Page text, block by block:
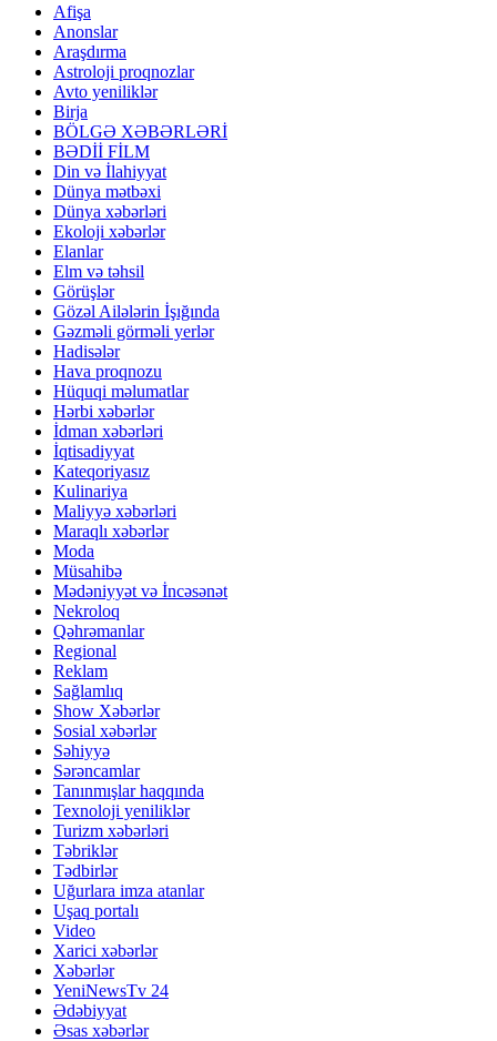
Afişa
Anonslar
Araşdırma
Astroloji proqnozlar
Avto yeniliklər
Birja
BÖLGƏ XƏBƏRLƏRİ
BƏDİİ FİLM
Din və İlahiyyat
Dünya mətbəxi
Dünya xəbərləri
Ekoloji xəbərlər
Elanlar
Elm və təhsil
Görüşlər
Gözəl Ailələrin İşığında
Gəzməli görməli yerlər
Hadisələr
Hava proqnozu
Hüquqi məlumatlar
Hərbi xəbərlər
İdman xəbərləri
İqtisadiyyat
Kateqoriyasız
Kulinariya
Maliyyə xəbərləri
Maraqlı xəbərlər
Moda
Müsahibə
Mədəniyyət və İncəsənət
Nekroloq
Qəhrəmanlar
Regional
Reklam
Sağlamlıq
Show Xəbərlər
Sosial xəbərlər
Səhiyyə
Sərəncamlar
Tanınmışlar haqqında
Texnoloji yeniliklər
Turizm xəbərləri
Təbriklər
Tədbirlər
Uğurlara imza atanlar
Uşaq portalı
Video
Xarici xəbərlər
Xəbərlər
YeniNewsTv 24
Ədəbiyyat
Əsas xəbərlər